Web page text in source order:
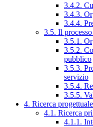
3.4.2.
3.4.3.
3.4.4.
3.5. Il
3.5.1.
3.5.2.
pubblico
3.5.3.
servizio
3.5.4.
3.5.5.
4. Ricerca progettuale
4.1. Ricerca
4.1.1.